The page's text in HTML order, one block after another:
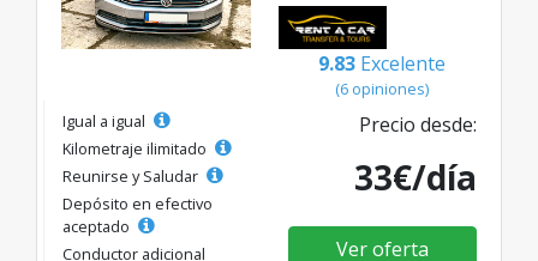
9.83 Excelente
(6 opiniones)
Igual a igual
Kilometraje ilimitado
Reunirse y Saludar
Depósito en efectivo
aceptado
Conductor adicional
Precio desde:
33€/día
Ver oferta